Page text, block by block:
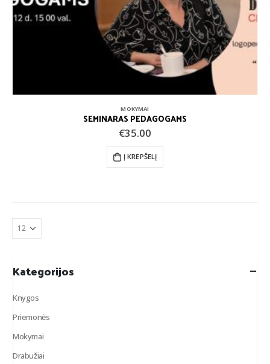
MOKYMAI
SEMINARAS PEDAGOGAMS
€35.00
Į KREPŠELĮ
Kategorijos
Knygos
Priemonės
Mokymai
Drabužiai